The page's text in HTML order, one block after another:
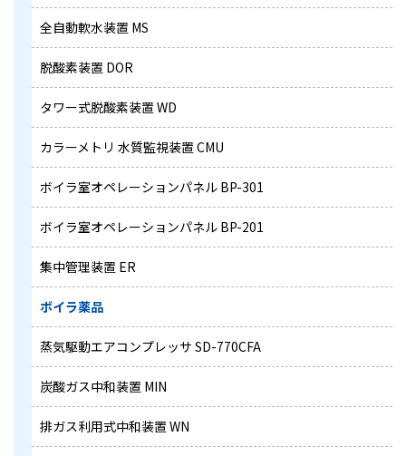
全自動軟水装置 MS
脱酸素装置 DOR
タワー式脱酸素装置 WD
カラーメトリ 水質監視装置 CMU
ボイラ室オペレーションパネル BP-301
ボイラ室オペレーションパネル BP-201
集中管理装置 ER
ボイラ薬品
蒸気駆動エアコンプレッサ SD-770CFA
炭酸ガス中和装置 MIN
排ガス利用式中和装置 WN